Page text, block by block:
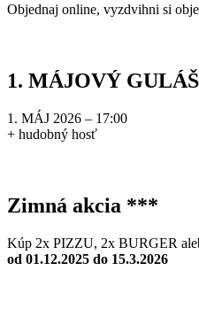
Objednaj online, vyzdvihni si
1. MÁJOVÝ GULÁŠ
1. MÁJ 2026 – 17:00
+ hudobný hosť
Zimná akcia ***
Kúp 2x PIZZU, 2x BURGER
od 01.12.2025 do 15.3.2026